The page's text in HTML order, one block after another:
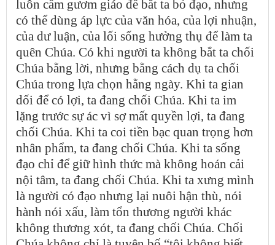
luôn cầm gươm giáo để bắt ta bỏ đạo, nhưng
có thể dùng áp lực của văn hóa, của lợi nhuận,
của dư luận, của lối sống hưởng thụ để làm ta
quên Chúa. Có khi người ta không bắt ta chối
Chúa bằng lời, nhưng bằng cách dụ ta chối
Chúa trong lựa chọn hằng ngày. Khi ta gian
dối để có lợi, ta đang chối Chúa. Khi ta im
lặng trước sự ác vì sợ mất quyền lợi, ta đang
chối Chúa. Khi ta coi tiền bạc quan trọng hơn
nhân phẩm, ta đang chối Chúa. Khi ta sống
đạo chỉ để giữ hình thức mà không hoán cải
nội tâm, ta đang chối Chúa. Khi ta xưng mình
là người có đạo nhưng lại nuôi hận thù, nói
hành nói xấu, làm tổn thương người khác
không thương xót, ta đang chối Chúa. Chối